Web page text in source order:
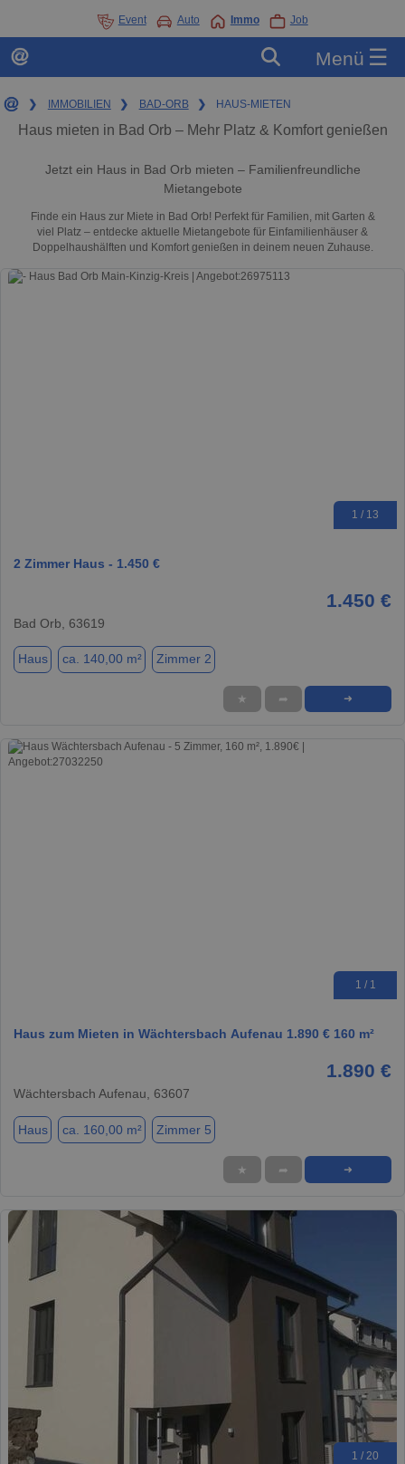
Event Auto Immo Job
Menü ☰
❯ IMMOBILIEN ❯ BAD-ORB ❯ HAUS-MIETEN
Haus mieten in Bad Orb – Mehr Platz & Komfort genießen
Jetzt ein Haus in Bad Orb mieten – Familienfreundliche
Mietangebote
Finde ein Haus zur Miete in Bad Orb! Perfekt für Familien, mit Garten &
viel Platz – entdecke aktuelle Mietangebote für Einfamilienhäuser &
Doppelhaushälften und Komfort genießen in deinem neuen Zuhause.
1 / 13
2 Zimmer Haus - 1.450 €
1.450 €
Bad Orb, 63619
Haus ca. 140,00 m² Zimmer 2
★ ➦ ➜
1 / 1
Haus zum Mieten in Wächtersbach Aufenau 1.890 € 160 m²
1.890 €
Wächtersbach Aufenau, 63607
Haus ca. 160,00 m² Zimmer 5
★ ➦ ➜
1 / 20